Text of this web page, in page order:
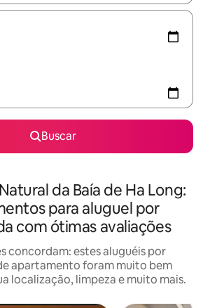
Buscar
da Baía de Ha Long:
para aluguel por
com ótimas avaliações
concordam: estes aluguéis por
apartamento foram muito bem
localização, limpeza e muito mais.